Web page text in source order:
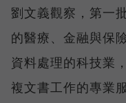
劉文義觀察，第一
的醫療、金融與保
資料處理的科技業
複文書工作的專業